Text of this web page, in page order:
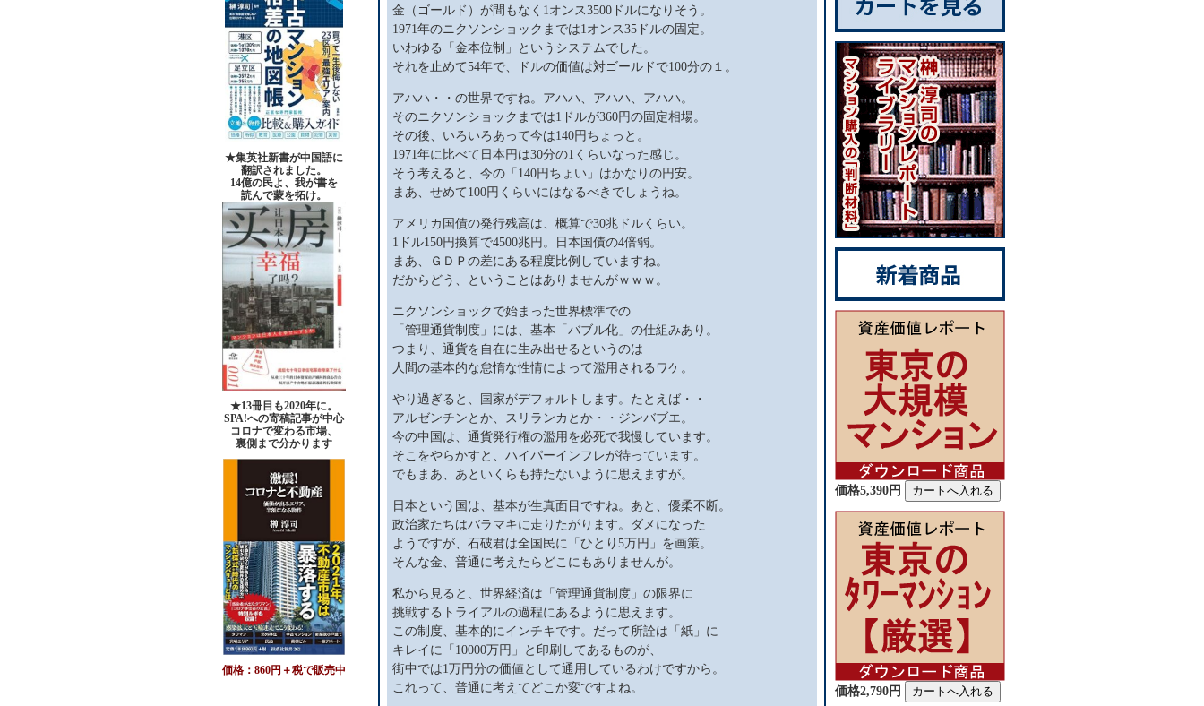
★集英社新書が中国語に
翻訳されました。
14億の民よ、我が書を
読んで蒙を拓け。
★13冊目も2020年に。
SPA!への寄稿記事が中心
コロナで変わる市場、
裏側まで分かります
価格：860円＋税で販売中
金（ゴールド）が間もなく1オンス3500ドルになりそう。
1971年のニクソンショックまでは1オンス35ドルの固定。
いわゆる「金本位制」というシステムでした。
それを止めて54年で、ドルの価値は対ゴールドで100分の１。
アハハ・・の世界ですね。アハハ、アハハ、アハハ。
そのニクソンショックまでは1ドルが360円の固定相場。
その後、いろいろあって今は140円ちょっと。
1971年に比べて日本円は30分の1くらいなった感じ。
そう考えると、今の「140円ちょい」はかなりの円安。
まあ、せめて100円くらいにはなるべきでしょうね。
アメリカ国債の発行残高は、概算で30兆ドルくらい。
1ドル150円換算で4500兆円。日本国債の4倍弱。
まあ、ＧＤＰの差にある程度比例していますね。
だからどう、ということはありませんがｗｗｗ。
ニクソンショックで始まった世界標準での
「管理通貨制度」には、基本「バブル化」の仕組みあり。
つまり、通貨を自在に生み出せるというのは
人間の基本的な怠惰な性情によって濫用されるワケ。
やり過ぎると、国家がデフォルトします。たとえば・・
アルゼンチンとか、スリランカとか・・ジンバブエ。
今の中国は、通貨発行権の濫用を必死で我慢しています。
そこをやらかすと、ハイパーインフレが待っています。
でもまあ、あといくらも持たないように思えますが。
日本という国は、基本が生真面目ですね。あと、優柔不断。
政治家たちはバラマキに走りたがります。ダメになった
ようですが、石破君は全国民に「ひとり5万円」を画策。
そんな金、普通に考えたらどこにもありませんが。
私から見ると、世界経済は「管理通貨制度」の限界に
挑戦するトライアルの過程にあるように思えます。
この制度、基本的にインチキです。だって所詮は「紙」に
キレイに「10000万円」と印刷してあるものが、
街中では1万円分の価値として通用しているわけですから。
これって、普通に考えてどこか変ですよね。
価格5,390円
価格2,790円